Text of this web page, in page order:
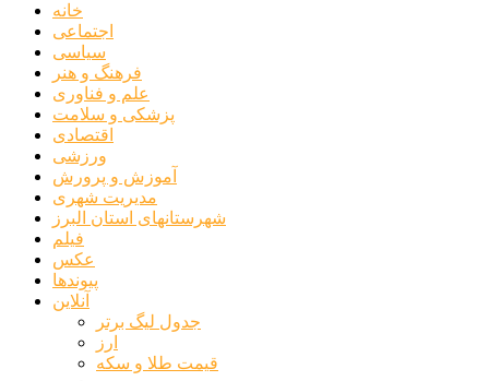
خانه
اجتماعی
سیاسی
فرهنگ و هنر
علم و فناوری
پزشکی و سلامت
اقتصادی
ورزشی
آموزش و پرورش
مدیریت شهری
شهرستانهای استان البرز
فیلم
عکس
پیوندها
آنلاین
جدول لیگ برتر
ارز
قیمت طلا و سکه